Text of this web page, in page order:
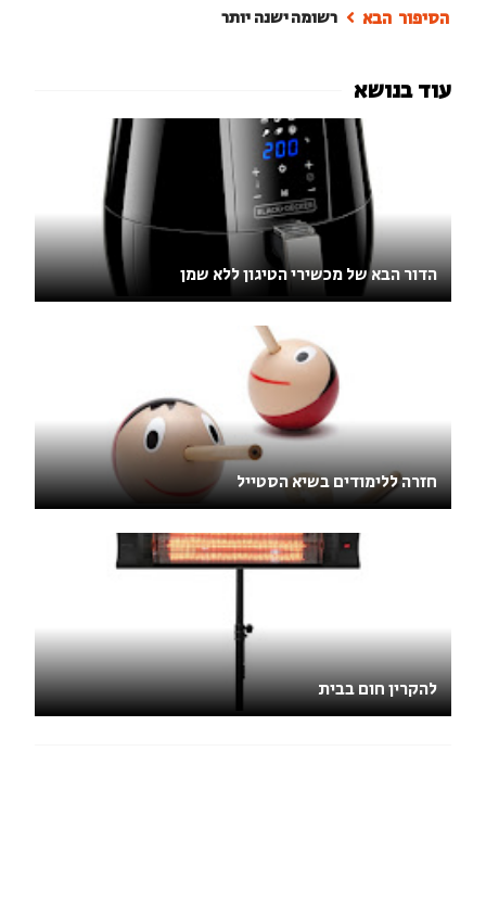
רשומה ישנה יותר
הדור הבא של מכשירי הטיגון ללא שמן
חזרה ללימודים בשיא הסטייל
להקרין חום בבית